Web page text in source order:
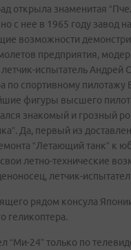
открыла знаменитая
с нее в 1965 году завод
возможности
предприятия,
летчик-испытатель
по спортивному пилотажу
фигуры высшего
знакомый и грозный
Да, первый из
“Летающий танк” к
летно-технические
летчик-
рядом консула
геликоптера.
“Ми-24” только по